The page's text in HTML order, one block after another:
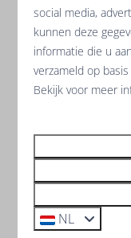
airconditioning
Frankrijk, Les
6
3
Huis
Extra
Grote
social media,
kunnen deze
informatie die u
verzameld op
Bekijk voor meer
NL